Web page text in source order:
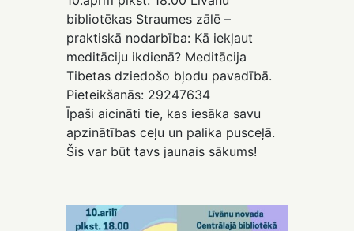
bibliotēkas Straumes zālē –
praktiskā nodarbība: Kā iekļaut
meditāciju ikdienā? Meditācija
Tibetas dziedošo bļodu pavadībā.
Pieteikšanās: 29247634
Īpaši aicināti tie, kas iesāka savu
apzinātības ceļu un palika pusceļā.
Šis var būt tavs jaunais sākums!